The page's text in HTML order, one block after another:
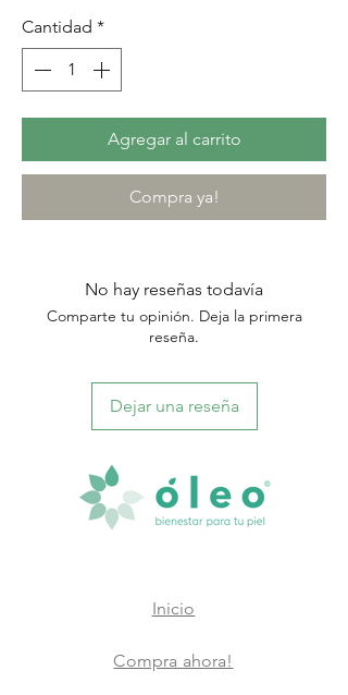
Cantidad *
Agregar al carrito
Compra ya!
No hay reseñas todavía
Comparte tu opinión. Deja la primera
reseña.
Dejar una reseña
Inicio
Compra ahora!